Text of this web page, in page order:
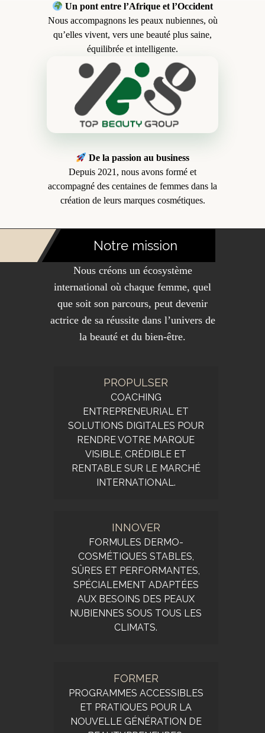
Un pont entre l’Afrique et l’Occident
Nous accompagnons les peaux nubiennes, où
qu’elles vivent, vers une beauté plus saine,
équilibrée et intelligente.
De la passion au business
Depuis 2021, nous avons formé et
accompagné des centaines de femmes dans la
création de leurs marques cosmétiques.
Notre mission
Nous créons un écosystème
international où chaque femme, quel
que soit son parcours, peut devenir
actrice de sa réussite dans l’univers de
la beauté et du bien-être.
PROPULSER
COACHING
ENTREPRENEURIAL ET
SOLUTIONS DIGITALES POUR
RENDRE VOTRE MARQUE
VISIBLE, CRÉDIBLE ET
RENTABLE SUR LE MARCHÉ
INTERNATIONAL.
INNOVER
FORMULES DERMO-
COSMÉTIQUES STABLES,
SÛRES ET PERFORMANTES,
SPÉCIALEMENT ADAPTÉES
AUX BESOINS DES PEAUX
NUBIENNES SOUS TOUS LES
CLIMATS.
FORMER
PROGRAMMES ACCESSIBLES
ET PRATIQUES POUR LA
NOUVELLE GÉNÉRATION DE